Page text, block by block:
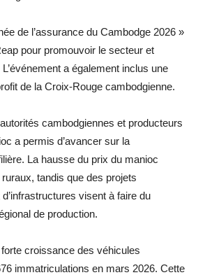
de l’assurance du Cambodge 2026 »
pour promouvoir le secteur et
a également inclus une
de la Croix-Rouge cambodgienne.
cambodgiennes et producteurs
a permis d’avancer sur la
La hausse du prix du manioc
tandis que des projets
visent à faire du
de production.
croissance des véhicules
immatriculations en mars 2026. Cette